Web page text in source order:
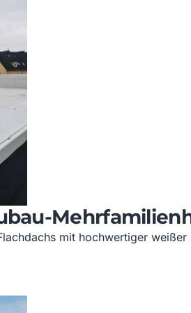
mit hochwertiger